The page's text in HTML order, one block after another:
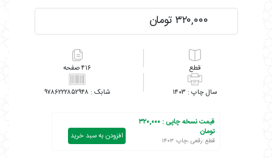
۳۲۰,۰۰۰ تومان
۴۱۶
۱۴۰۳ ۹۷۸۶۲۲۲۸۵۲۹۴۸
قیمت نسخه چاپی :۳۲۰,۰۰۰
تومان
قطع :رقعی ،چاپ: ۱۴۰۳ افزودن به سبد خرید